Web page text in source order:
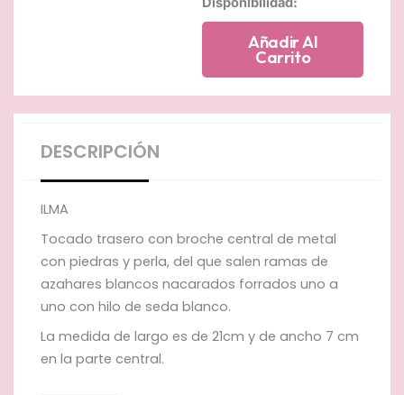
azahares
nacarados
Añadir Al
Carrito
DESCRIPCIÓN
ILMA
Tocado trasero con broche central de metal
con piedras y perla, del que salen ramas de
azahares blancos nacarados forrados uno a
uno con hilo de seda blanco.
La medida de largo es de 21cm y de ancho 7 cm
en la parte central.